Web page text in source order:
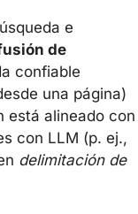
e
de
confiable
una página)
está alineado con
con LLM (p. ej.,
delimitación de